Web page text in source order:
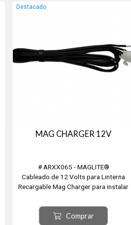
Destacado
MAG CHARGER 12V
# ARXX065 - MAGLITE®
Cableado de 12 Volts para Linterna
Recargable Mag Charger para instalar
Comprar